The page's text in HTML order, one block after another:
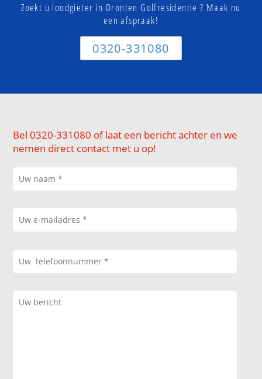
Zoekt u loodgieter in Dronten Golfresidentie ? Maak nu
een afspraak!
0320-331080
Bel 0320-331080 of laat een bericht achter en we
nemen direct contact met u op!